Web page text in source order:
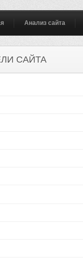
Анализ сайта
САЙТА